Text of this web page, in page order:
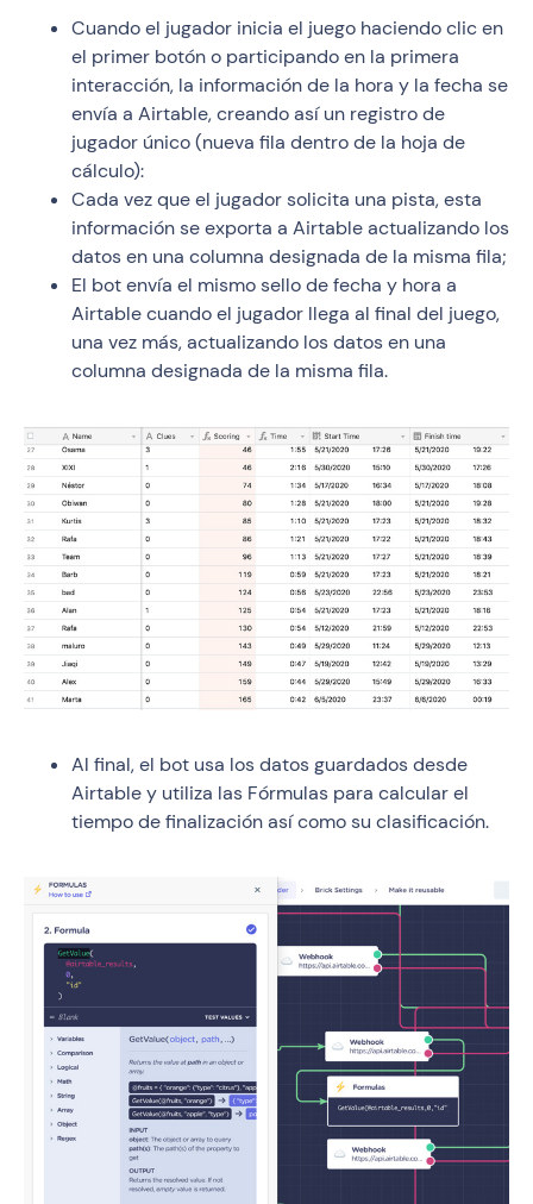
Cuando el jugador inicia el juego haciendo clic en
el primer botón o participando en la primera
interacción, la información de la hora y la fecha se
envía a Airtable, creando así un registro de
jugador único (nueva fila dentro de la hoja de
cálculo):
Cada vez que el jugador solicita una pista, esta
información se exporta a Airtable actualizando los
datos en una columna designada de la misma fila;
El bot envía el mismo sello de fecha y hora a
Airtable cuando el jugador llega al final del juego,
una vez más, actualizando los datos en una
columna designada de la misma fila.
Al final, el bot usa los datos guardados desde
Airtable y utiliza las Fórmulas para calcular el
tiempo de finalización así como su clasificación.